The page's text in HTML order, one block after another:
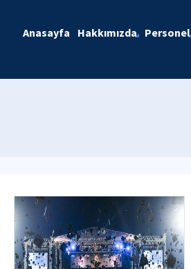
Anasayfa Hakkımızda Personel